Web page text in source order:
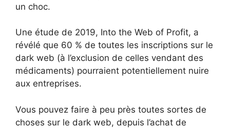
un choc.
Une étude de 2019, Into the Web of Profit, a
révélé que 60 % de toutes les inscriptions sur le
dark web (à l’exclusion de celles vendant des
médicaments) pourraient potentiellement nuire
aux entreprises.
Vous pouvez faire à peu près toutes sortes de
choses sur le dark web, depuis l’achat de